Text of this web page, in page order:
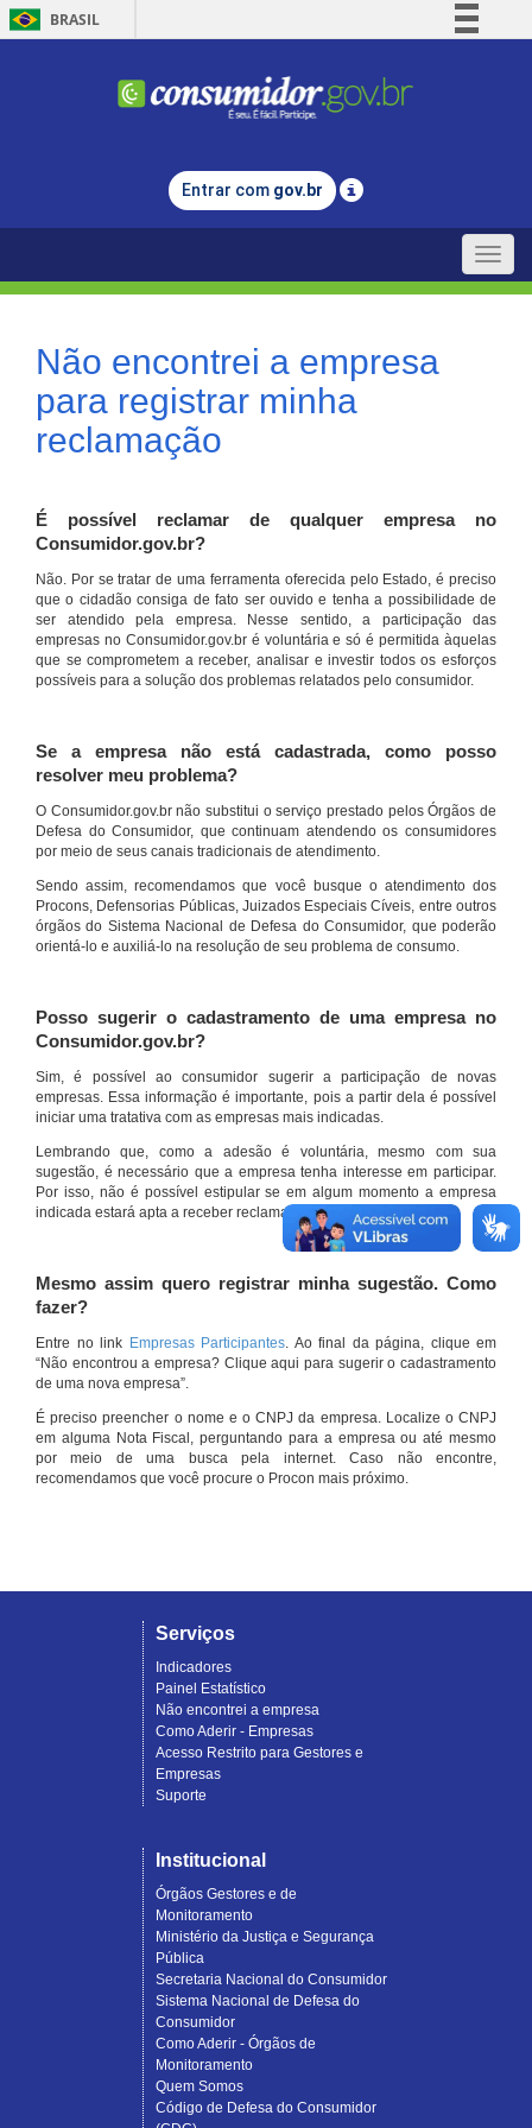
BRASIL
Comunica BR
Legislação
Entrar com gov.br
Toggle
Não encontrei a empresa
para registrar minha
reclamação
É possível reclamar de qualquer empresa no
Consumidor.gov.br?
Não. Por se tratar de uma ferramenta oferecida pelo Estado, é preciso
que o cidadão consiga de fato ser ouvido e tenha a possibilidade de
ser atendido pela empresa. Nesse sentido, a participação das
empresas no Consumidor.gov.br é voluntária e só é permitida àquelas
que se comprometem a receber, analisar e investir todos os esforços
possíveis para a solução dos problemas relatados pelo consumidor.
Se a empresa não está cadastrada, como posso
resolver meu problema?
O Consumidor.gov.br não substitui o serviço prestado pelos Órgãos de
Defesa do Consumidor, que continuam atendendo os consumidores
por meio de seus canais tradicionais de atendimento.
Sendo assim, recomendamos que você busque o atendimento dos
Procons, Defensorias Públicas, Juizados Especiais Cíveis, entre outros
órgãos do Sistema Nacional de Defesa do Consumidor, que poderão
orientá-lo e auxiliá-lo na resolução de seu problema de consumo.
Posso sugerir o cadastramento de uma empresa no
Consumidor.gov.br?
Sim, é possível ao consumidor sugerir a participação de novas
empresas. Essa informação é importante, pois a partir dela é possível
iniciar uma tratativa com as empresas mais indicadas.
Lembrando que, como a adesão é voluntária, mesmo com sua
sugestão, é necessário que a empresa tenha interesse em participar.
Por isso, não é possível estipular se em algum momento a empresa
indicada estará apta a receber reclamações por meio do site.
Mesmo assim quero registrar minha sugestão. Como
fazer?
Entre no link Empresas Participantes. Ao final da página, clique em
“Não encontrou a empresa? Clique aqui para sugerir o cadastramento
de uma nova empresa”.
É preciso preencher o nome e o CNPJ da empresa. Localize o CNPJ
em alguma Nota Fiscal, perguntando para a empresa ou até mesmo
por meio de uma busca pela internet. Caso não encontre,
recomendamos que você procure o Procon mais próximo.
Serviços
Indicadores
Painel Estatístico
Não encontrei a empresa
Como Aderir - Empresas
Acesso Restrito para Gestores e
Empresas
Suporte
Institucional
Órgãos Gestores e de
Monitoramento
Ministério da Justiça e Segurança
Pública
Secretaria Nacional do Consumidor
Sistema Nacional de Defesa do
Consumidor
Como Aderir - Órgãos de
Monitoramento
Quem Somos
Código de Defesa do Consumidor